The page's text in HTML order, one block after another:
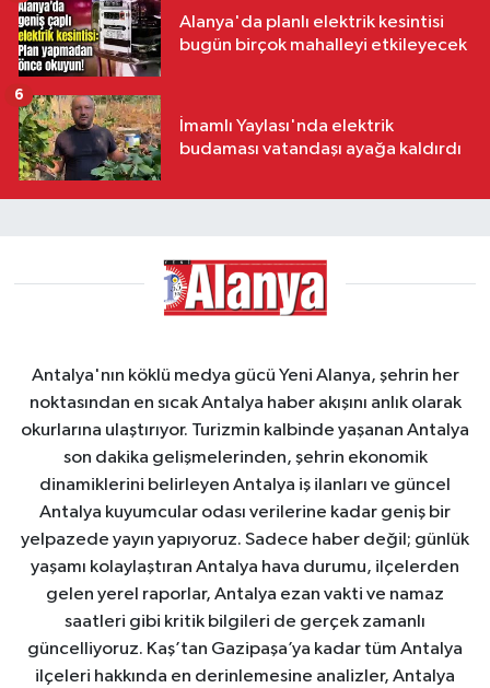
Alanya'da planlı elektrik kesintisi
bugün birçok mahalleyi etkileyecek
İmamlı Yaylası'nda elektrik
budaması vatandaşı ayağa kaldırdı
6
Antalya'nın köklü medya gücü Yeni Alanya, şehrin her
noktasından en sıcak Antalya haber akışını anlık olarak
okurlarına ulaştırıyor. Turizmin kalbinde yaşanan Antalya
son dakika gelişmelerinden, şehrin ekonomik
dinamiklerini belirleyen Antalya iş ilanları ve güncel
Antalya kuyumcular odası verilerine kadar geniş bir
yelpazede yayın yapıyoruz. Sadece haber değil; günlük
yaşamı kolaylaştıran Antalya hava durumu, ilçelerden
gelen yerel raporlar, Antalya ezan vakti ve namaz
saatleri gibi kritik bilgileri de gerçek zamanlı
güncelliyoruz. Kaş’tan Gazipaşa’ya kadar tüm Antalya
ilçeleri hakkında en derinlemesine analizler, Antalya